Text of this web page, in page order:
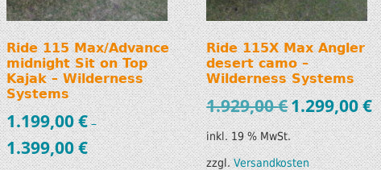
SONDERANGEBOTE/SALE
TRANSPORT &
LAGERUNG
BOOTSWAGEN
SPRITZDECKEN/
LUKENDECKEL
Ride 115 Max/Advance
midnight Sit on Top
Kajak – Wilderness
Systems
1.199,00€–
1.399,00€
Ride 115X Max Angler
desert camo –
Wilderness Systems
1.929,00€1.299,00€
inkl. 19 % MwSt.
zzgl.Versandkosten